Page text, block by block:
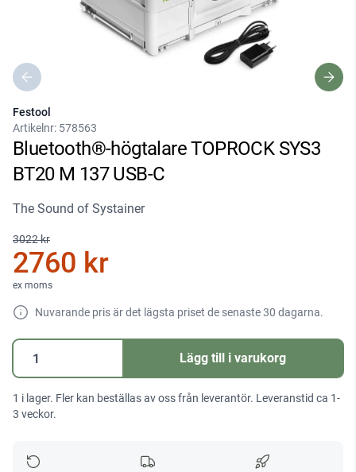
Festool
Artikelnr: 578563
Bluetooth®-högtalare TOPROCK SYS3
BT20 M 137 USB-C
The Sound of Systainer
3022 kr
2760 kr
ex moms
Nuvarande pris är det lägsta priset de senaste 30 dagarna.
Bluetooth®-
högtalare
SYS3
137
Lägg till i varukorg
1 i lager. Fler kan beställas av oss från leverantör. Leveranstid ca 1-
3 veckor.